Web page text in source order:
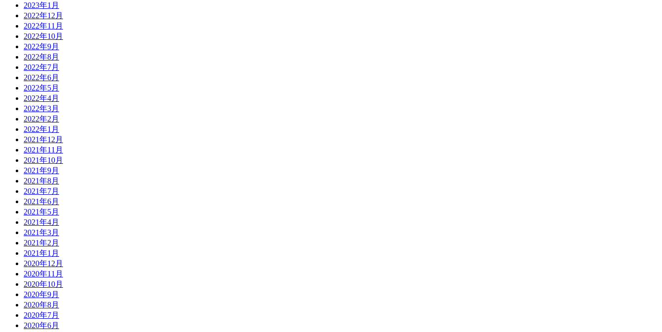
2023年1月
2022年12月
2022年11月
2022年10月
2022年9月
2022年8月
2022年7月
2022年6月
2022年5月
2022年4月
2022年3月
2022年2月
2022年1月
2021年12月
2021年11月
2021年10月
2021年9月
2021年8月
2021年7月
2021年6月
2021年5月
2021年4月
2021年3月
2021年2月
2021年1月
2020年12月
2020年11月
2020年10月
2020年9月
2020年8月
2020年7月
2020年6月